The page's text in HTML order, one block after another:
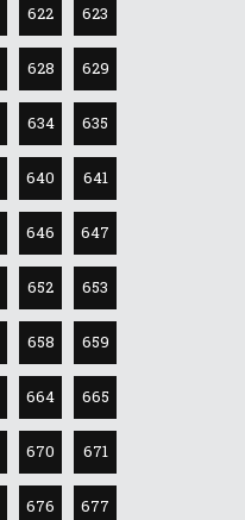
622 623
628 629
634 635
640 641
646 647
652 653
658 659
664 665
670 671
676 677